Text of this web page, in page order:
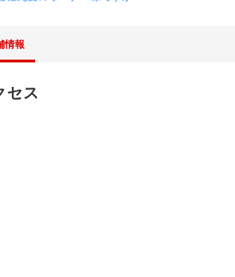
情報
セス